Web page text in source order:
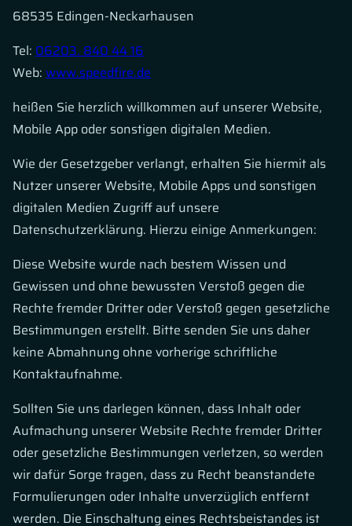
68535 Edingen-Neckarhausen
Tel: 06203. 840 44 16
Web: www.speedfire.de
heißen Sie herzlich willkommen auf unserer Website,
Mobile App oder sonstigen digitalen Medien.
Wie der Gesetzgeber verlangt, erhalten Sie hiermit als
Nutzer unserer Website, Mobile Apps und sonstigen
digitalen Medien Zugriff auf unsere
Datenschutzerklärung. Hierzu einige Anmerkungen:
Diese Website wurde nach bestem Wissen und
Gewissen und ohne bewussten Verstoß gegen die
Rechte fremder Dritter oder Verstoß gegen gesetzliche
Bestimmungen erstellt. Bitte senden Sie uns daher
keine Abmahnung ohne vorherige schriftliche
Kontaktaufnahme.
Sollten Sie uns darlegen können, dass Inhalt oder
Aufmachung unserer Website Rechte fremder Dritter
oder gesetzliche Bestimmungen verletzen, so werden
wir dafür Sorge tragen, dass zu Recht beanstandete
Formulierungen oder Inhalte unverzüglich entfernt
werden. Die Einschaltung eines Rechtsbeistandes ist